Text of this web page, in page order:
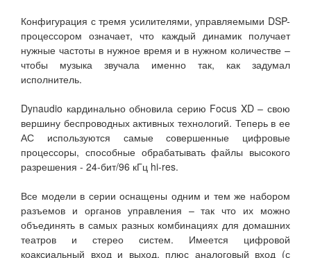
Конфигурация с тремя усилителями, управляемыми DSP-
процессором означает, что каждый динамик получает
нужные частоты в нужное время и в нужном количестве –
чтобы музыка звучала именно так, как задумал
исполнитель.
Dynaudio кардинально обновила серию Focus XD – свою
вершину беспроводных активных технологий. Теперь в ее
АС используются самые совершенные цифровые
процессоры, способные обрабатывать файлы высокого
разрешения - 24-бит/96 кГц hi-res.
Все модели в серии оснащены одним и тем же набором
разъемов и органов управления – так что их можно
объединять в самых разных комбинациях для домашних
театров и стерео систем. Имеется цифровой
коаксиальный вход и выход, плюс аналоговый вход (с